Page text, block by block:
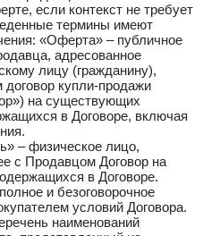
если контекст не требует
термины имеют
«Оферта» – публичное
адресованное
лицу (гражданину),
договор купли-продажи
на существующих
в Договоре, включая
– физическое лицо,
с Продавцом Договор на
в Договоре.
и безоговорочное
условий Договора.
наименований